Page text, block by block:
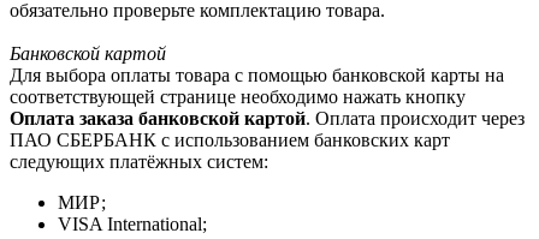
обязательно проверьте комплектацию товара.
Банковской картой
Для выбора оплаты товара с помощью банковской карты на
соответствующей странице необходимо нажать кнопку
Оплата заказа банковской картой. Оплата происходит через
ПАО СБЕРБАНК с использованием банковских карт
следующих платёжных систем:
МИР;
VISA International;